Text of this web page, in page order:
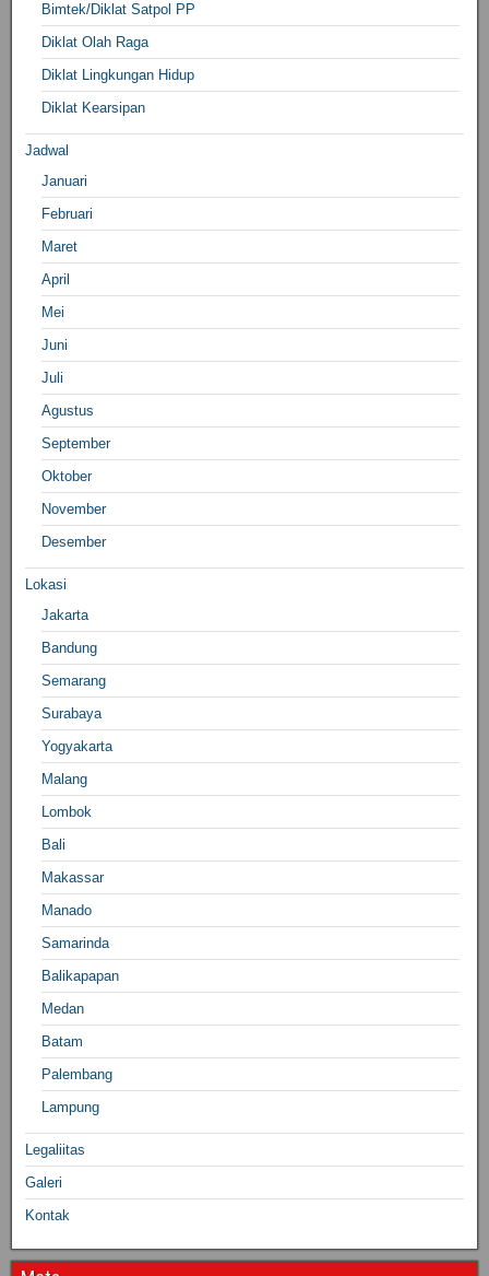
Bimtek/Diklat Satpol PP
Diklat Olah Raga
Diklat Lingkungan Hidup
Diklat Kearsipan
Jadwal
Januari
Februari
Maret
April
Mei
Juni
Juli
Agustus
September
Oktober
November
Desember
Lokasi
Jakarta
Bandung
Semarang
Surabaya
Yogyakarta
Malang
Lombok
Bali
Makassar
Manado
Samarinda
Balikapapan
Medan
Batam
Palembang
Lampung
Legaliitas
Galeri
Kontak